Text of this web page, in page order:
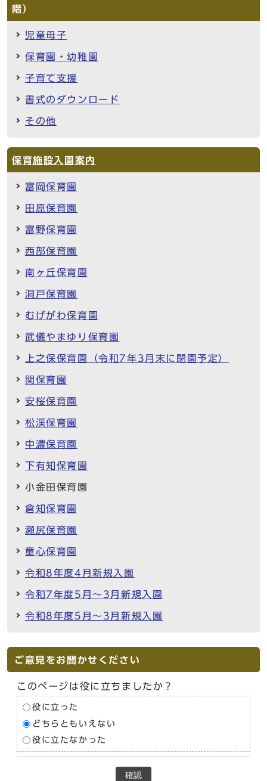
階）
児童母子
保育園・幼稚園
子育て支援
書式のダウンロード
その他
保育施設入園案内
富岡保育園
田原保育園
富野保育園
西部保育園
南ヶ丘保育園
洞戸保育園
むげがわ保育園
武儀やまゆり保育園
上之保保育園（令和7年3月末に閉園予定）
関保育園
安桜保育園
松渓保育園
中濃保育園
下有知保育園
小金田保育園
倉知保育園
瀬尻保育園
童心保育園
令和8年度4月新規入園
令和7年度5月～3月新規入園
令和8年度5月～3月新規入園
ご意見をお聞かせください
このページは役に立ちましたか？
役に立った
どちらともいえない
役に立たなかった
確認